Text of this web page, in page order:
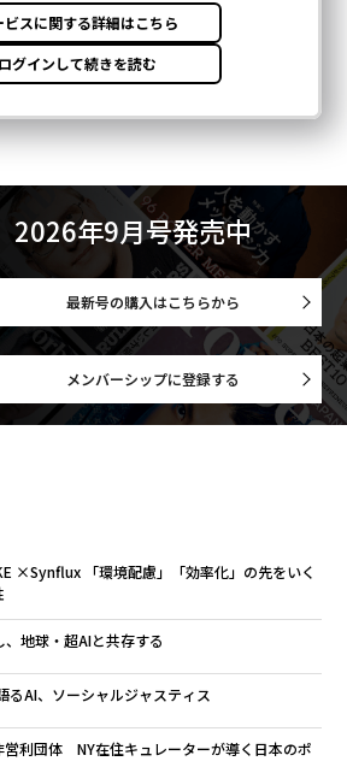
2026年9月号発売中
最新号の購入はこちらから
メンバーシップに登録する
×Synflux 「環境配慮」「効率化」の先をいく
、地球・超AIと共存する
るAI、ソーシャルジャスティス
利団体 NY在住キュレーターが導く日本のポ